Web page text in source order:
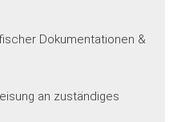
Dokumentationen &
an zuständiges